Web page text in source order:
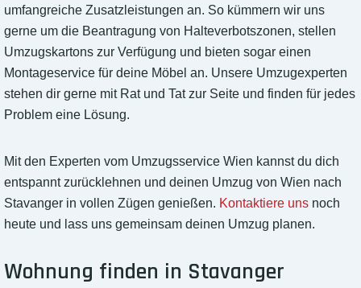
umfangreiche Zusatzleistungen an. So kümmern wir uns
gerne um die Beantragung von Halteverbotszonen, stellen
Umzugskartons zur Verfügung und bieten sogar einen
Montageservice für deine Möbel an. Unsere Umzugexperten
stehen dir gerne mit Rat und Tat zur Seite und finden für jedes
Problem eine Lösung.
Mit den Experten vom Umzugsservice Wien kannst du dich
entspannt zurücklehnen und deinen Umzug von Wien nach
Stavanger in vollen Zügen genießen. Kontaktiere uns noch
heute und lass uns gemeinsam deinen Umzug planen.
Wohnung finden in Stavanger